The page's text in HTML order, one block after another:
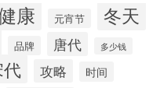
康 元宵节 冬天
品牌 唐代 多少钱
攻略 时间